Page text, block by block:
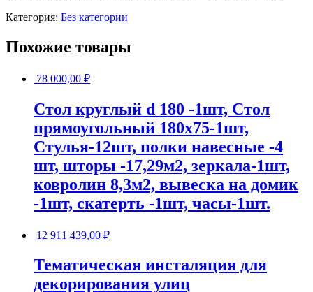
Категория: Без категории
Похожие товары
78 000,00 ₽
Стол круглый d 180 -1шт, Стол
прямоугольный 180х75-1шт,
Стулья-12шт, полки навесные -4
шт, шторы -17,29м2, зеркала-1шт,
ковролин 8,3м2, вывеска на домик
-1шт, скатерть -1шт, часы-1шт.
12 911 439,00 ₽
Тематическая инсталяция для
декорирования улиц